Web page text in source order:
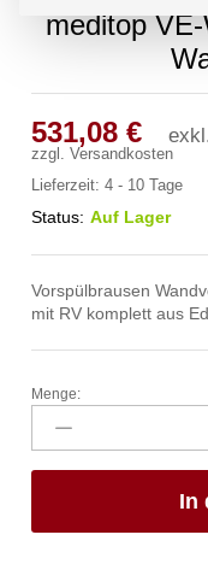
meditop
531,08€
zzgl.Versandkosten
Lieferzeit:4 - 10 Tage
Status: Auf Lager
Vorspülbrausen
mit RV komplett aus
meditop
VE-
Wasser
Brausegarnitur
1/2"
Menge:
In